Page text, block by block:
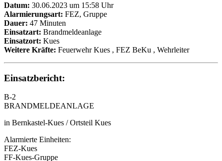
Datum: 30.06.2023 um 15:58 Uhr
Alarmierungsart: FEZ, Gruppe
Dauer: 47 Minuten
Einsatzart: Brandmeldeanlage
Einsatzort: Kues
Weitere Kräfte: Feuerwehr Kues , FEZ BeKu , Wehrleiter
Einsatzbericht:
B-2
BRANDMELDEANLAGE
in Bernkastel-Kues / Ortsteil Kues
Alarmierte Einheiten:
FEZ-Kues
FF-Kues-Gruppe